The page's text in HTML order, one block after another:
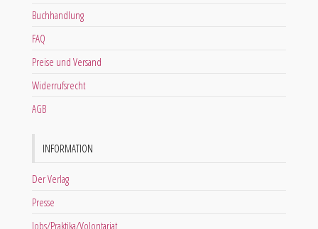
Buchhandlung
FAQ
Preise und Versand
Widerrufsrecht
AGB
INFORMATION
Der Verlag
Presse
Jobs/Praktika/Volontariat